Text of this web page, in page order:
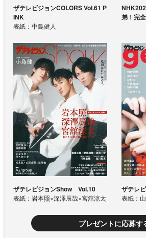
ザテレビジョンCOLORS Vol.61 P
INK
表紙：中島健人
弟！完
ザテレビジョンShow Vol.10
表紙：岩本照×深澤辰哉×宮舘涼太
ザテレ
表紙：
プレゼントに応募す